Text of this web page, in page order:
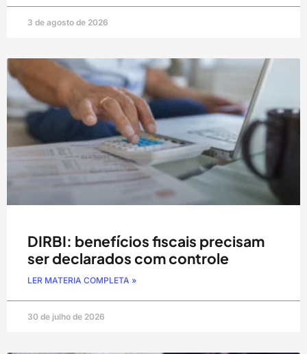
3 de agosto de 2026
DIRBI: benefícios fiscais precisam
ser declarados com controle
LER MATERIA COMPLETA »
30 de julho de 2026